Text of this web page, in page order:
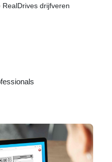
RealDrives drijfveren